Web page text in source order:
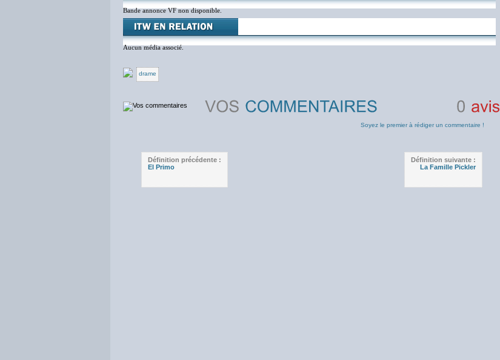
Bande annonce VF non disponible.
Aucun média associé.
drame
Soyez le premier à rédiger un commentaire !
Définition précédente :
El Primo
Définition suivante :
La Famille Pickler